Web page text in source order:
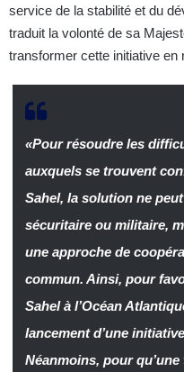
service de la stabilité et du
traduit la volonté de sa
transformer cette initiative en
«Pour résoudre les
auxquels se trouvent
Sahel, la solution ne
sécuritaire ou militaire,
une approche de
commun. Ainsi, pour
Sahel à l’Océan
lancement d’une
Néanmoins, pour